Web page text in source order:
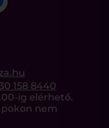
158 8440
ig elérhető.
nem